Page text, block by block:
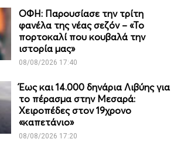
ΟΦΗ: Παρουσίασε την τρίτη
φανέλα της νέας σεζόν – «Το
πορτοκαλί που κουβαλά την
ιστορία μας»
08/08/2026 17:40
Έως και 14.000 δηνάρια Λιβύης για
το πέρασμα στην Μεσαρά:
Χειροπέδες στον 19χρονο
«καπετάνιο»
08/08/2026 17:20